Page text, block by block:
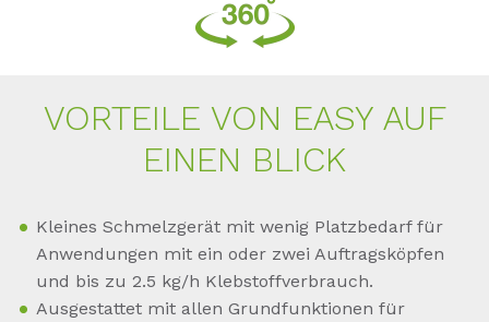
VOR­TEI­LE VON EASY AUF
EI­NEN BLICK
Kleines Schmelzgerät mit wenig Platzbedarf für
Anwendungen mit ein oder zwei Auftragsköpfen
und bis zu 2.5 kg/h Klebstoffverbrauch.
Ausgestattet mit allen Grundfunktionen für